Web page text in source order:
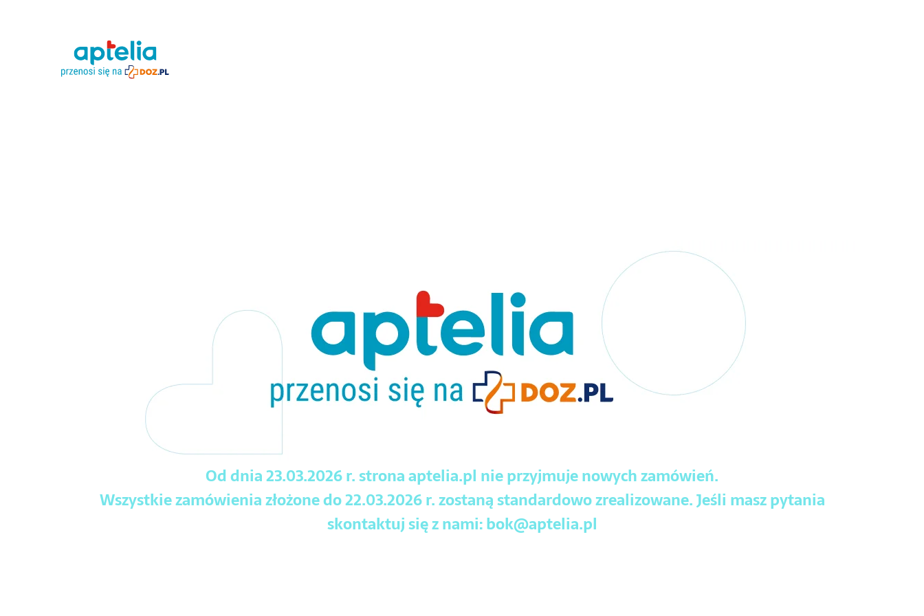
Od dnia 23.03.2026 r. strona aptelia.pl nie przyjmuje nowych zamówień.
Wszystkie zamówienia złożone do 22.03.2026 r. zostaną standardowo zrealizowane. Jeśli masz pytania
skontaktuj się z nami:bok@aptelia.pl